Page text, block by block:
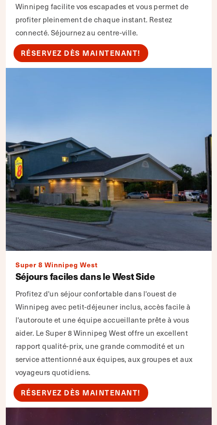
Winnipeg facilite vos escapades et vous permet de
profiter pleinement de chaque instant. Restez
connecté. Séjournez au centre-ville.
RÉSERVEZ DÈS MAINTENANT!
Super 8 Winnipeg West
Séjours faciles dans le West Side
Profitez d'un séjour confortable dans l'ouest de
Winnipeg avec petit-déjeuner inclus, accès facile à
l'autoroute et une équipe accueillante prête à vous
aider. Le Super 8 Winnipeg West offre un excellent
rapport qualité-prix, une grande commodité et un
service attentionné aux équipes, aux groupes et aux
voyageurs quotidiens.
RÉSERVEZ DÈS MAINTENANT!